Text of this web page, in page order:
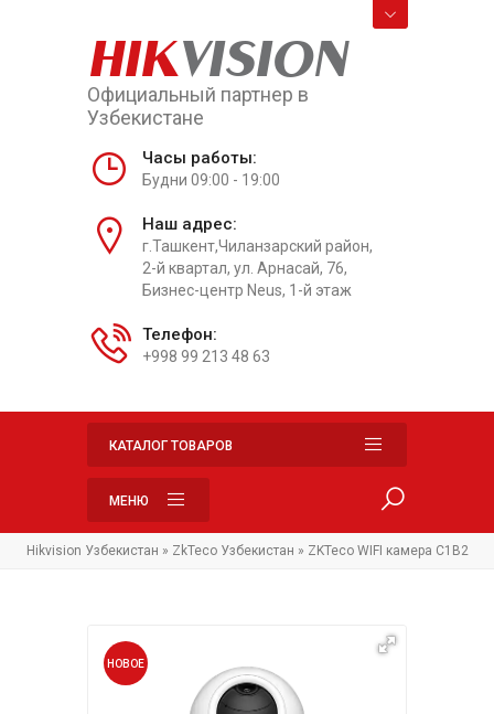
HIKVISION
Официальный партнер в
Узбекистане
Часы работы:
Будни 09:00 - 19:00
Наш адрес:
г.Ташкент,Чиланзарский район,
2-й квартал, ул. Арнасай, 76,
Бизнес-центр Neus, 1-й этаж
Телефон:
+998 99 213 48 63
КАТАЛОГ ТОВАРОВ
МЕНЮ
Hikvision Узбекистан » ZkTeco Узбекистан » ZKTeco WIFI камера C1B2
НОВОЕ